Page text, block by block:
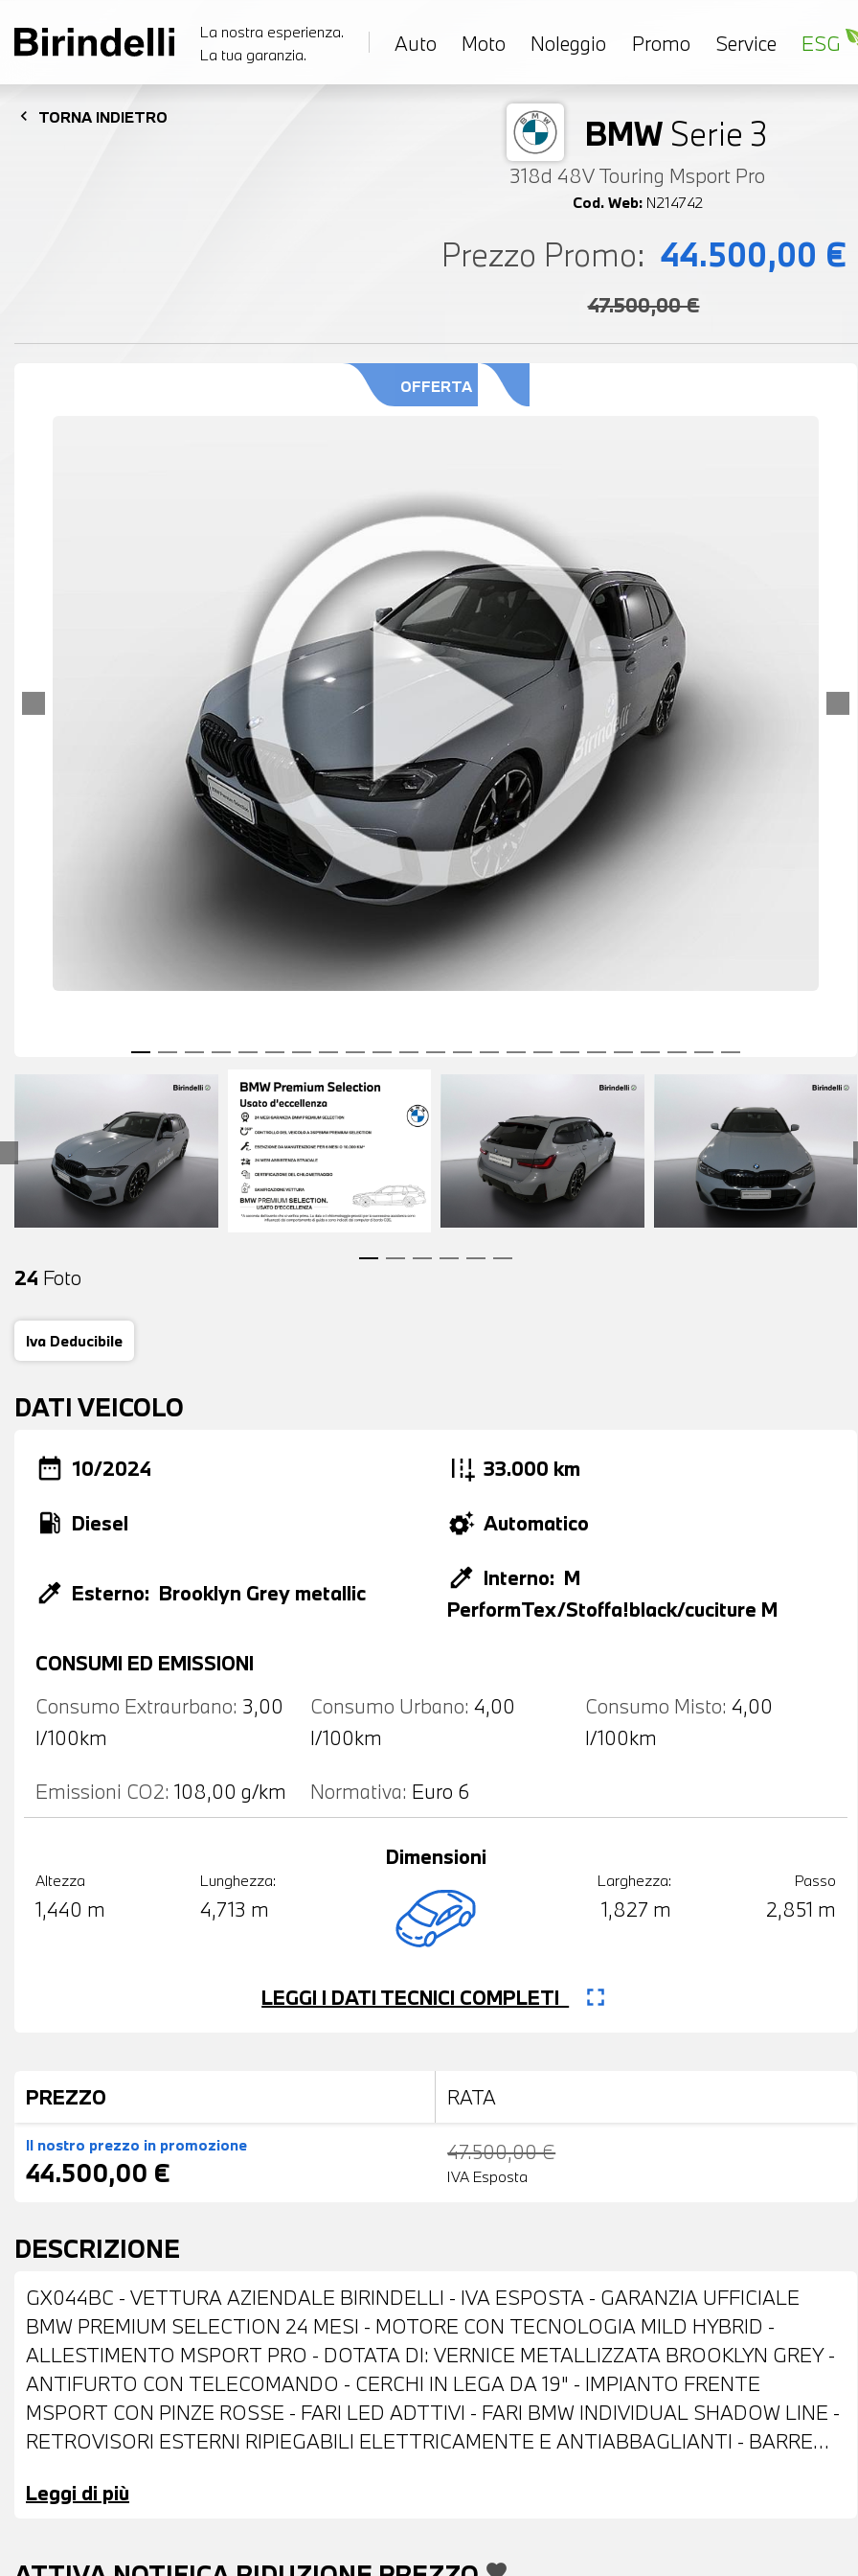
La nostra esperienza.
La tua garanzia.
Auto Moto Noleggio Promo Service ESG
chevron_left TORNA INDIETRO BMW Serie 3
318d 48V Touring Msport Pro
Cod. Web: N214742
Prezzo Promo: 44.500,00 €
47.500,00 €
OFFERTA
24 Foto
Iva Deducibile
DATI VEICOLO
date_range 10/2024 add_road33.000 km
local_gas_station Diesel settings_suggestAutomatico
colorize Esterno: Brooklyn Grey metallic
colorize Interno: M
PerformTex/Stoffa!black/cuciture M
CONSUMI ED EMISSIONI
Consumo Extraurbano: 3,00
l/100km
Consumo Urbano: 4,00
l/100km
Consumo Misto: 4,00
l/100km
Emissioni CO2: 108,00 g/km Normativa: Euro 6
Altezza
1,440 m
Lunghezza:
4,713 m
Dimensioni
Larghezza:
1,827 m
Passo
2,851 m
LEGGI I DATI TECNICI COMPLETI fullscreen
PREZZO RATA
Il nostro prezzo in promozione
44.500,00 €
47.500,00 €
IVA Esposta
DESCRIZIONE
GX044BC - VETTURA AZIENDALE BIRINDELLI - IVA ESPOSTA - GARANZIA UFFICIALE
BMW PREMIUM SELECTION 24 MESI - MOTORE CON TECNOLOGIA MILD HYBRID -
ALLESTIMENTO MSPORT PRO - DOTATA DI: VERNICE METALLIZZATA BROOKLYN GREY -
ANTIFURTO CON TELECOMANDO - CERCHI IN LEGA DA 19" - IMPIANTO FRENTE
MSPORT CON PINZE ROSSE - FARI LED ADTTIVI - FARI BMW INDIVIDUAL SHADOW LINE -
RETROVISORI ESTERNI RIPIEGABILI ELETTRICAMENTE E ANTIABBAGLIANTI - BARRE
PARCHEGGIO ANTERIORI E POSTERIORI - TELECAMERA POSTERIORE - INTERNI IN
RAZZE CON COMANDI MULTIFUNZIONE - CRUISE CONTROL - CAMBIO AUTOMATICO CON
Leggi di più